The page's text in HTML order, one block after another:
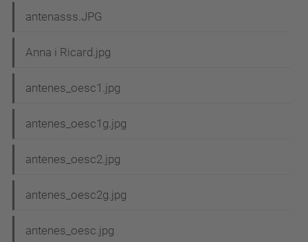
antenasss.JPG
Anna i Ricard.jpg
antenes_oesc1.jpg
antenes_oesc1g.jpg
antenes_oesc2.jpg
antenes_oesc2g.jpg
antenes_oesc.jpg